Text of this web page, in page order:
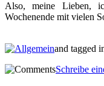
Also, meine Lieben,
Wochenende mit vielen
and tagged
Schreibe